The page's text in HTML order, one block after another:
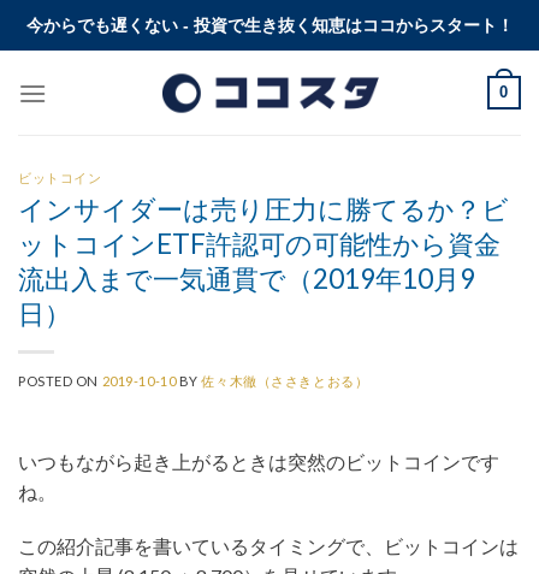
Skip今からでも遅くない - 投資で生き抜く知恵はココからスタート！
0
ビットコイン
インサイダーは売り圧力に勝てるか？ビ
ットコインETF許認可の可能性から資金
流出入まで一気通貫で（2019年10月9
日）​
POSTED ON 2019-10-10 BY佐々木徹（ささきとおる）
いつもながら起き上がるときは突然のビットコインです
ね。
この紹介記事を書いているタイミングで、ビットコインは